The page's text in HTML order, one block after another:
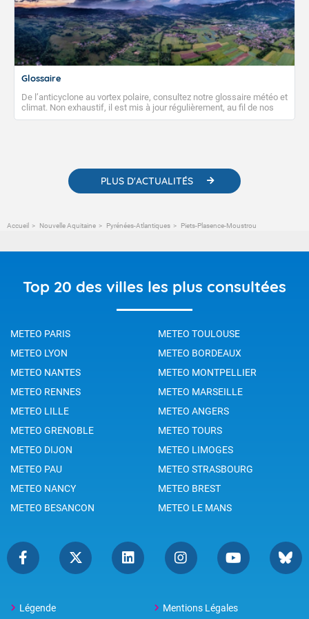
Glossaire
De l’anticyclone au vortex polaire, consultez notre glossaire météo et
climat. Non exhaustif, il est mis à jour régulièrement, au fil de nos
publications. Vous y trouverez également des liens utiles vers nos
PLUS D'ACTUALITÉS
Accueil Nouvelle Aquitaine Pyrénées-Atlantiques Piets-Plasence-Moustrou
Top 20 des villes les plus consultées
METEO PARIS
METEO TOULOUSE
METEO LYON
METEO BORDEAUX
METEO NANTES
METEO MONTPELLIER
METEO RENNES
METEO MARSEILLE
METEO LILLE
METEO ANGERS
METEO GRENOBLE
METEO TOURS
METEO DIJON
METEO LIMOGES
METEO PAU
METEO STRASBOURG
METEO NANCY
METEO BREST
METEO BESANCON
METEO LE MANS
Légende Mentions Légales